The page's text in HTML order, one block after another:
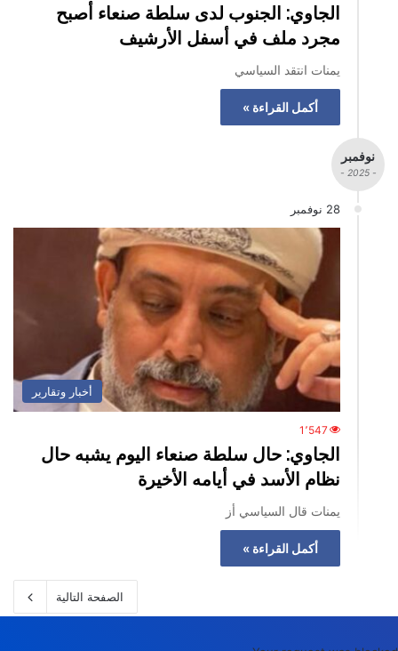
الجاوي: الجنوب لدى سلطة صنعاء أصبح
مجرد ملف في أسفل الأرشيف
يمنات انتقد السياسي
أكمل القراءة »
نوفمبر
- 2025 -
28 نوفمبر
أخبار وتقارير
1٬547
الجاوي: حال سلطة صنعاء اليوم يشبه حال
نظام الأسد في أيامه الأخيرة
يمنات قال السياسي أز
أكمل القراءة »
الصفحة التالية